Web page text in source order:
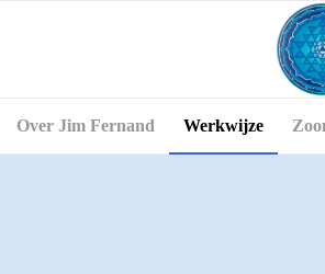
Over Jim Fernand Werkwijze